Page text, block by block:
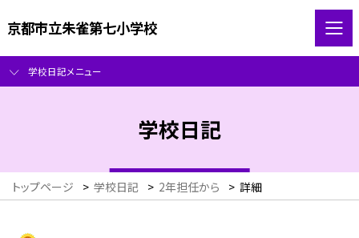
京都市立朱雀第七小学校
学校日記メニュー
学校日記
トップページ > 学校日記 > 2年担任から > 詳細